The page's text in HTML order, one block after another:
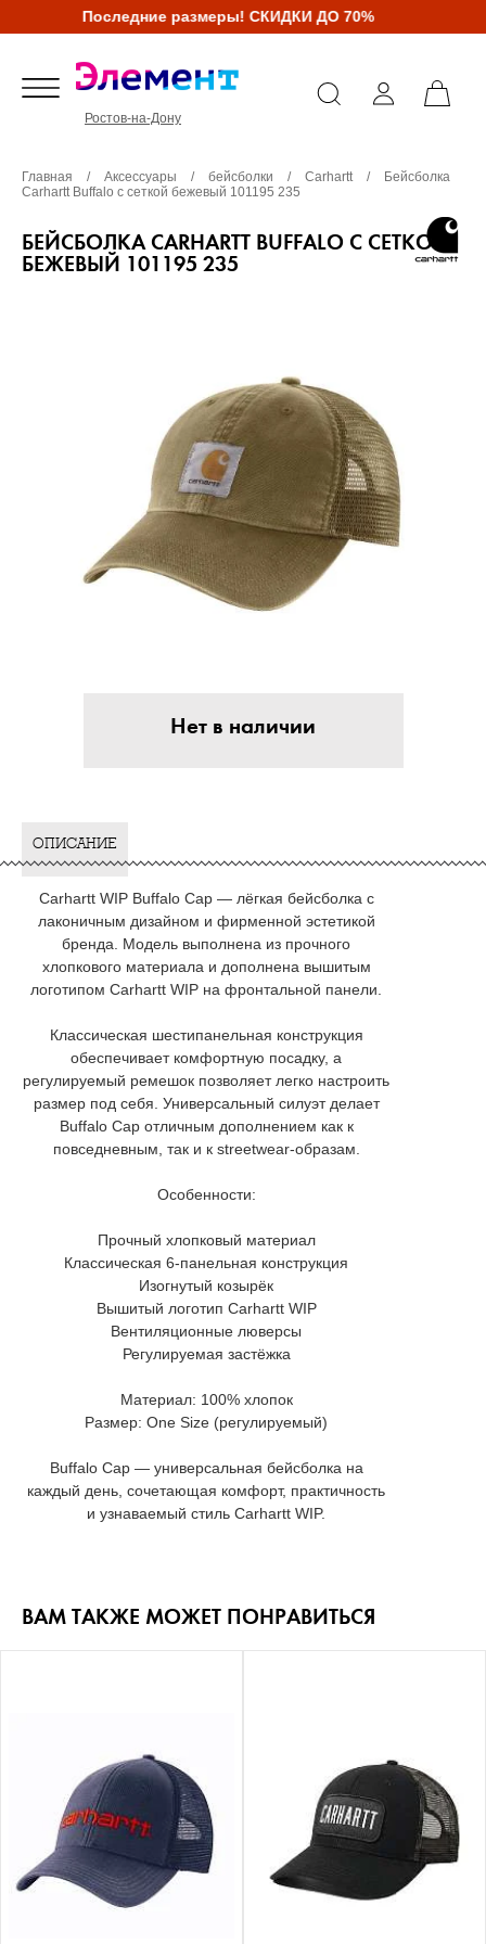
Последние размеры! СКИДКИ ДО 70%
Ростов-на-Дону
Главная / Аксессуары / бейсболки / Carhartt /
Бейсболка
Carhartt Buffalo с сеткой бежевый 101195 235
БЕЙСБОЛКА CARHARTT BUFFALO С СЕТКОЙ
БЕЖЕВЫЙ 101195 235
Нет в наличии
ОПИСАНИЕ
Carhartt WIP Buffalo Cap — лёгкая бейсболка с
лаконичным дизайном и фирменной эстетикой
бренда. Модель выполнена из прочного
хлопкового материала и дополнена вышитым
логотипом Carhartt WIP на фронтальной панели.
Классическая шестипанельная конструкция
обеспечивает комфортную посадку, а
регулируемый ремешок позволяет легко настроить
размер под себя. Универсальный силуэт делает
Buffalo Cap отличным дополнением как к
повседневным, так и к streetwear-образам.
Особенности:
Прочный хлопковый материал
Классическая 6-панельная конструкция
Изогнутый козырёк
Вышитый логотип Carhartt WIP
Вентиляционные люверсы
Регулируемая застёжка
Материал: 100% хлопок
Размер: One Size (регулируемый)
Buffalo Cap — универсальная бейсболка на
каждый день, сочетающая комфорт, практичность
и узнаваемый стиль Carhartt WIP.
ВАМ ТАКЖЕ МОЖЕТ ПОНРАВИТЬСЯ